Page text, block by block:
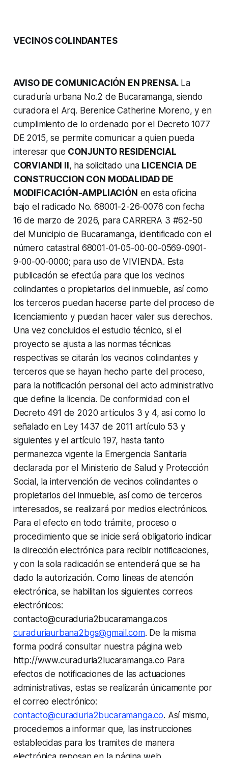
VECINOS COLINDANTES
AVISO DE COMUNICACIÓN EN PRENSA. La
curaduría urbana No.2 de Bucaramanga, siendo
curadora el Arq. Berenice Catherine Moreno, y en
cumplimiento de lo ordenado por el Decreto 1077
DE 2015, se permite comunicar a quien pueda
interesar que CONJUNTO RESIDENCIAL
CORVIANDI II, ha solicitado una LICENCIA DE
CONSTRUCCION CON MODALIDAD DE
MODIFICACIÓN-AMPLIACIÓN en esta oficina
bajo el radicado No. 68001-2-26-0076 con fecha
16 de marzo de 2026, para CARRERA 3 #62-50
del Municipio de Bucaramanga, identificado con el
número catastral 68001-01-05-00-00-0569-0901-
9-00-00-0000; para uso de VIVIENDA. Esta
publicación se efectúa para que los vecinos
colindantes o propietarios del inmueble, así como
los terceros puedan hacerse parte del proceso de
licenciamiento y puedan hacer valer sus derechos.
Una vez concluidos el estudio técnico, si el
proyecto se ajusta a las normas técnicas
respectivas se citarán los vecinos colindantes y
terceros que se hayan hecho parte del proceso,
para la notificación personal del acto administrativo
que define la licencia. De conformidad con el
Decreto 491 de 2020 artículos 3 y 4, así como lo
señalado en Ley 1437 de 2011 artículo 53 y
siguientes y el artículo 197, hasta tanto
permanezca vigente la Emergencia Sanitaria
declarada por el Ministerio de Salud y Protección
Social, la intervención de vecinos colindantes o
propietarios del inmueble, así como de terceros
interesados, se realizará por medios electrónicos.
Para el efecto en todo trámite, proceso o
procedimiento que se inicie será obligatorio indicar
la dirección electrónica para recibir notificaciones,
y con la sola radicación se entenderá que se ha
dado la autorización. Como líneas de atención
electrónica, se habilitan los siguientes correos
electrónicos:
contacto@curaduria2bucaramanga.cos
curaduriaurbana2bgs@gmail.com. De la misma
forma podrá consultar nuestra página web
http://www.curaduria2lucaramanga.co Para
efectos de notificaciones de las actuaciones
administrativas, estas se realizarán únicamente por
el correo electrónico:
contacto@curaduria2bucaramanga.co. Así mismo,
procedemos a informar que, las instrucciones
establecidas para los tramites de manera